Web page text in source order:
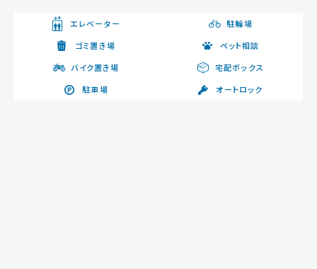
エレベーター
駐輪場
ゴミ置き場
ペット相談
バイク置き場
宅配ボックス
駐車場
オートロック